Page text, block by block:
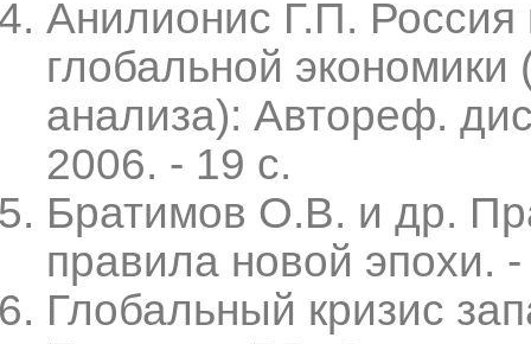
Анилионис Г.П. Россия
глобальной экономики
анализа): Автореф.
2006. - 19 с.
Братимов О.В. и др.
правила новой
Глобальный кризис